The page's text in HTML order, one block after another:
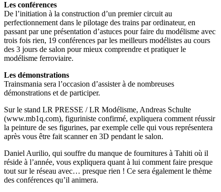
Les conférences
De l’initiation à la construction d’un premier circuit au
perfectionnement dans le pilotage des trains par ordinateur, en
passant par une présentation d’astuces pour faire du modélisme avec
trois fois rien, 19 conférences par les meilleurs modélistes au cours
des 3 jours de salon pour mieux comprendre et pratiquer le
modélisme ferroviaire.
Les démonstrations
Trainsmania sera l’occasion d’assister à de nombreuses
démonstrations et de participer.
Sur le stand LR PRESSE / LR Modélisme, Andreas Schulte
(www.mb1q.com), figuriniste confirmé, expliquera comment réussir
la peinture de ses figurines, par exemple celle qui vous représentera
après vous être fait scanner en 3D pendant le salon.
Daniel Aurilio, qui souffre du manque de fournitures à Tahiti où il
réside à l’année, vous expliquera quant à lui comment faire presque
tout sur le réseau avec… presque rien ! Ce sera également le thème
des conférences qu’il animera.